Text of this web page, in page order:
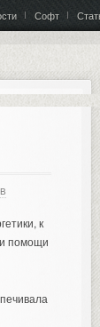
Софт
к
помощи